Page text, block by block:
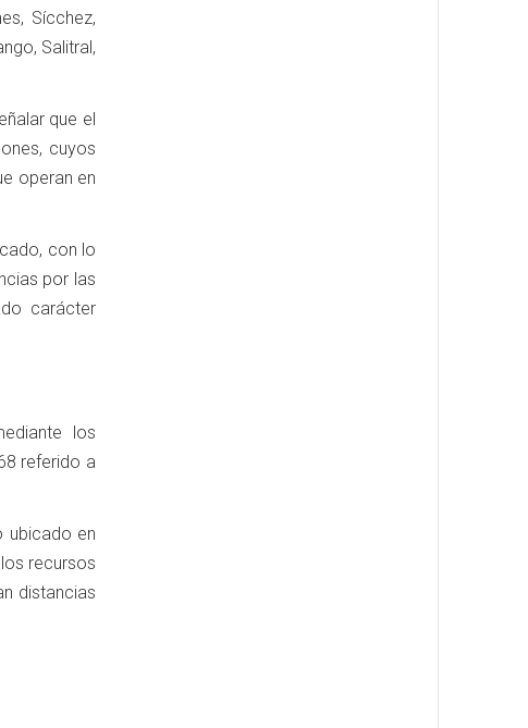
Sícchez,
Salitral,
que el
cuyos
operan en
con lo
por las
carácter
los
referido a
ubicado en
recursos
distancias